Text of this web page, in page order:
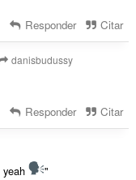
Responder Citar
danisbudussy
Responder Citar
"